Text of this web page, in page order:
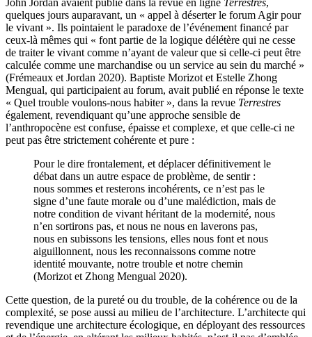
John Jordan avaient publié dans la revue en ligne Terrestres,
quelques jours auparavant, un « appel à déserter le forum Agir pour
le vivant ». Ils pointaient le paradoxe de l’événement financé par
ceux-là mêmes qui « font partie de la logique délétère qui ne cesse
de traiter le vivant comme n’ayant de valeur que si celle-ci peut être
calculée comme une marchandise ou un service au sein du marché »
(Frémeaux et Jordan 2020). Baptiste Morizot et Estelle Zhong
Mengual, qui participaient au forum, avait publié en réponse le texte
« Quel trouble voulons-nous habiter », dans la revue Terrestres
également, revendiquant qu’une approche sensible de
l’anthropocène est confuse, épaisse et complexe, et que celle-ci ne
peut pas être strictement cohérente et pure :
Pour le dire frontalement, et déplacer définitivement le
débat dans un autre espace de problème, de sentir :
nous sommes et resterons incohérents, ce n’est pas le
signe d’une faute morale ou d’une malédiction, mais de
notre condition de vivant héritant de la modernité, nous
n’en sortirons pas, et nous ne nous en laverons pas,
nous en subissons les tensions, elles nous font et nous
aiguillonnent, nous les reconnaissons comme notre
identité mouvante, notre trouble et notre chemin
(Morizot et Zhong Mengual 2020).
Cette question, de la pureté ou du trouble, de la cohérence ou de la
complexité, se pose aussi au milieu de l’architecture. L’architecte qui
revendique une architecture écologique, en déployant des ressources